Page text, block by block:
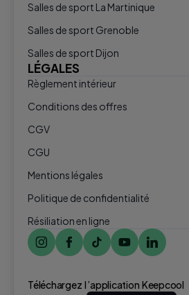
Salles de sport La Martinique
Salles de sport Grenoble
Salles de sport Dijon
LÉGALES
Règlement intérieur
Conditions des offres
CGV
CGU
Mentions légales
Politique de confidentialité
Résiliation en ligne
Téléchargez l ’application Keepcool